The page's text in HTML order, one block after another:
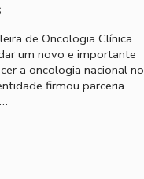
de Oncologia Clínica
um novo e importante
a oncologia nacional no
firmou parceria